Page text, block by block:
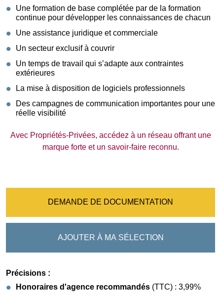
Une formation de base complétée par de la formation
continue pour développer les connaissances de chacun
Une assistance juridique et commerciale
Un secteur exclusif à couvrir
Un temps de travail qui s’adapte aux contraintes
extérieures
La mise à disposition de logiciels professionnels
Des campagnes de communication importantes pour une
réelle visibilité
Avec Propriétés-Privées, accédez à un réseau offrant une
marque forte et un savoir-faire reconnu.
DEMANDE DE DOCUMENTATION
AJOUTER À MA SÉLECTION
Précisions :
Honoraires d'agence recommandés (TTC) : 3,99%